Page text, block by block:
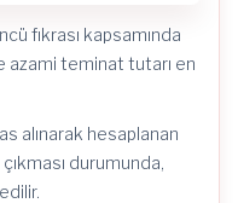
fıkrası kapsamında
azami teminat tutarı en
alınarak hesaplanan
durumunda,